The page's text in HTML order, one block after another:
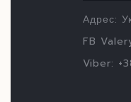
Адрес:
FB
Viber: